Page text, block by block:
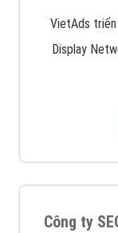
VietAds triển
Display
Công ty